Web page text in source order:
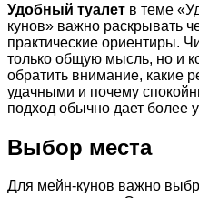
Удобный туалет в теме
кунов» важно раскрывать
практические ориентиры.
только общую мысль, но и
обратить внимание, какие
удачными и почему
подход обычно дает более
Выбор места
Для мейн-кунов важно